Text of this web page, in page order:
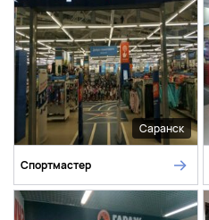
Саранск
Спортмастер